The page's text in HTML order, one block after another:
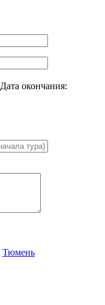
Дата окончания:
Тюмень